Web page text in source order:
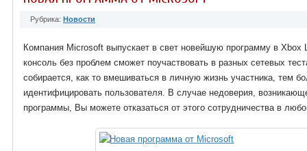
Рубрика: Новости
Компания Microsoft выпускает в свет новейшую программу в
консоль без проблем сможет поучаствовать в разных сетевых
собирается, как то вмешиваться в личную жизнь участника, тем
идентифицировать пользователя. В случае недоверия,
программы, Вы можете отказаться от этого сотрудничества в